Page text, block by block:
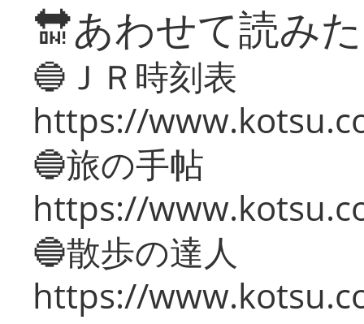
🔛あわせて読み
🔵ＪＲ時刻表
https://
🔵旅の手帖
https://
🔵散歩の達人
https://